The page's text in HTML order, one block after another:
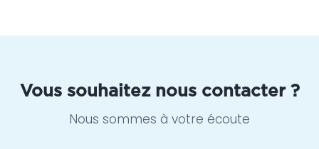
Vous souhaitez nous contacter ?
Nous sommes à votre écoute